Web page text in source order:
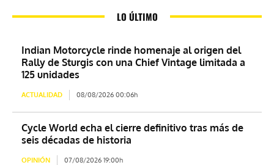
LO ÚLTIMO
Indian Motorcycle rinde homenaje al origen del
Rally de Sturgis con una Chief Vintage limitada a
125 unidades
ACTUALIDAD 08/08/2026 00:06h
Cycle World echa el cierre definitivo tras más de
seis décadas de historia
OPINIÓN 07/08/2026 19:00h